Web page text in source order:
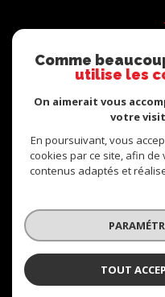
© 2026 |
Nos honoraires
Comme
utilise les
On aimerait vous
votre
En poursuivant, vous
cookies par ce site, afin
contenus adaptés et
TOUT